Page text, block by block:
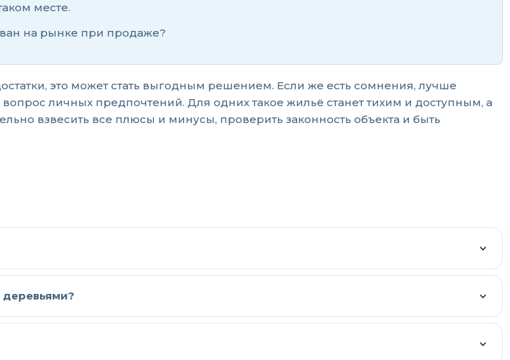
месте.
на рынке при продаже?
это может стать выгодным решением. Если же есть сомнения, лучше
личных предпочтений. Для одних такое жильё станет тихим и доступным, а
взвесить все плюсы и минусы, проверить законность объекта и быть